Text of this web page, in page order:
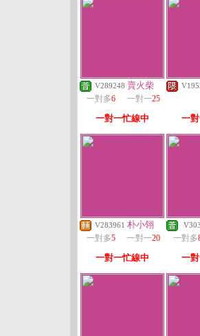
V289248 賣火柴
一對多6 一對一25
一對一忙線中 一
V283961 朴小翎
一對多5 一對一20
一對一忙線中
一對多
一